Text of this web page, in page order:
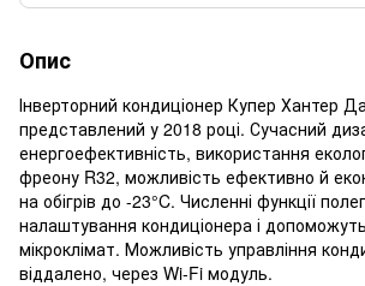
Опис
Інверторний кондиціонер Купер Хантер
представлений у 2018 році. Сучасний
енергоефективність, використання
фреону R32, можливість ефективно й
на обігрів до -23°C. Численні функції
налаштування кондиціонера і
мікроклімат. Можливість управління
віддалено, через Wi-Fi модуль.